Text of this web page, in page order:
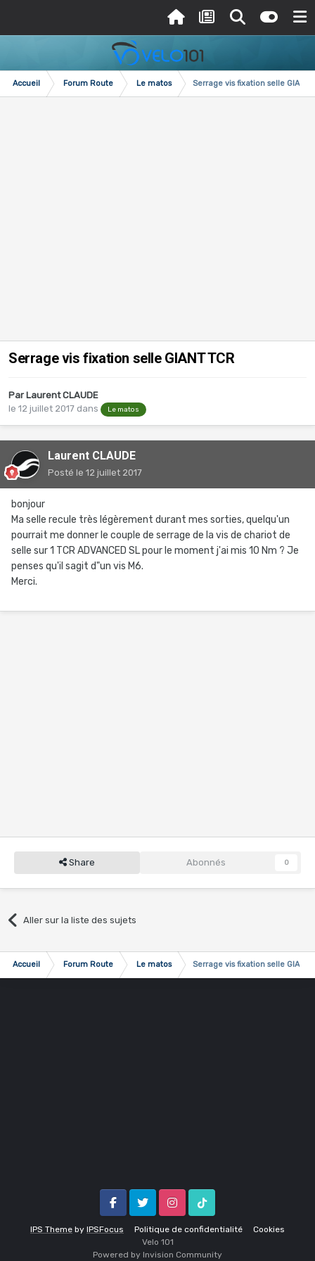
Accueil Forum Route Le matos Serrage vis fixation selle GIANT
Serrage vis fixation selle GIANT TCR
Par Laurent CLAUDE
le 12 juillet 2017 dans Le matos
Laurent CLAUDE
Posté le 12 juillet 2017
bonjour
Ma selle recule très légèrement durant mes sorties, quelqu'un
pourrait me donner le couple de serrage de la vis de chariot de
selle sur 1 TCR ADVANCED SL pour le moment j'ai mis 10 Nm ? Je
penses qu'il sagit d"un vis M6.
Merci.
Share Abonnés 0
Aller sur la liste des sujets
Accueil Forum Route Le matos Serrage vis fixation selle GIANT
IPS Theme by IPSFocus Politique de confidentialité Cookies
FacebookTwitter InstagramTik Tok
Velo 1O1
Powered by Invision Community